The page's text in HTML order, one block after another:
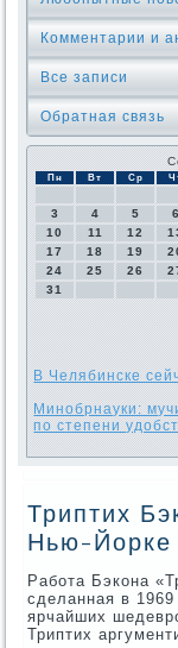
Комментарии и
Все записи
Обратная связь
Пн Вт Ср
3
4 5 6
10
11 12
17
18 19
24
25 26
31
В Челябинске
Минобрнауки:
по степени
Триптих
Нью-Йорке
Работа Бэкона
сделанная в
ярчайших
Триптих